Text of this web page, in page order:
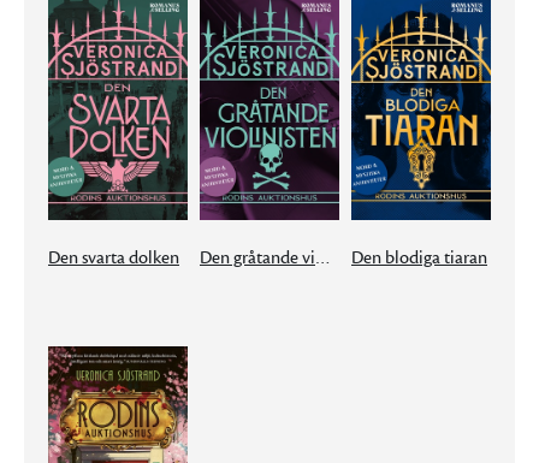
Den svarta dolken Den gråtande violinisten Den blodiga tiaran